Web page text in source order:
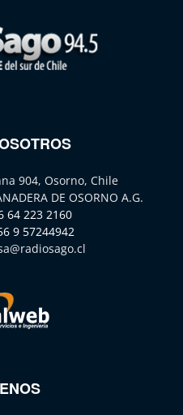
904, Osorno, Chile
DE OSORNO A.G.
64 223 2160
9 57244942